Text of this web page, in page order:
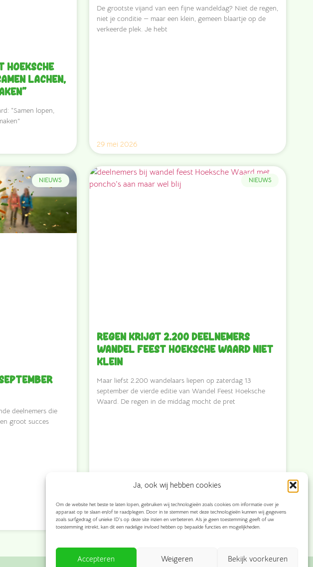
Ja, ook wij hebben cookies
Om de website het beste te laten lopen, gebruiken wij technologieën zoals cookies om informatie over je
apparaat op te slaan en/of te raadplegen. Door in te stemmen met deze technologieën kunnen wij gegevens
zoals surfgedrag of unieke ID's op deze site inzien en verbeteren. Als je geen toestemming geeft of uw
toestemming intrekt, kan dit een nadelige invloed hebben op bepaalde functies en mogelijkheden.
Accepteren Weigeren Bekijk voorkeuren
lachen,
“Samen lopen,
De grootste vijand van een fijne wandeldag? Niet de regen,
niet je conditie — maar een klein, gemeen blaartje op de
verkeerde plek. Je hebt
29 mei 2026
NIEUWS
deelnemers die
groot succes
NIEUWS
Regen krijgt 2.200 deelnemers
Wandel Feest Hoeksche Waard niet
klein
Maar liefst 2.200 wandelaars liepen op zaterdag 13
september de vierde editie van Wandel Feest Hoeksche
Waard. De regen in de middag mocht de pret
15 september 2025
Georganiseerd door: